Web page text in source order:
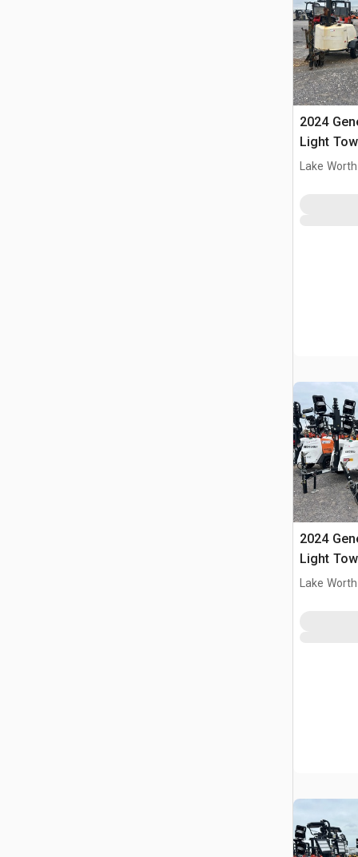
2024
Light
Lake
2024
Light
Lake